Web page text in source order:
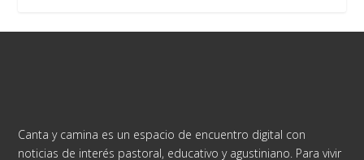
Canta y camina es un espacio de encuentro digital con
noticias de interés pastoral, educativo y agustiniano. Para vivir